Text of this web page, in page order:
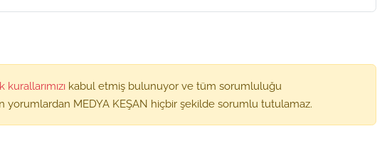
kabul etmiş bulunuyor ve tüm sorumluluğu
yorumlardan MEDYA KEŞAN hiçbir şekilde sorumlu tutulamaz.